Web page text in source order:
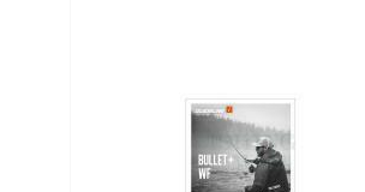
ZOBACZ PRODUKT